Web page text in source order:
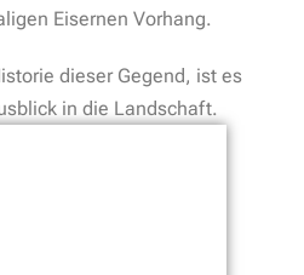
Eisernen Vorhang.
dieser Gegend, ist es
in die Landschaft.